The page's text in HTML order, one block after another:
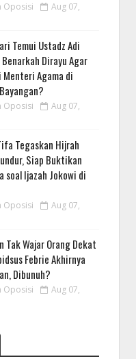
Oposisi
Aug 07,
Temui Ustadz Adi
Dirayu Agar
Menteri Agama di
Oposisi
Aug 07,
Tegaskan Hijrah
Siap Buktikan
soal Ijazah Jokowi di
Oposisi
Aug 07,
Tak Wajar Orang Dekat
Febrie Akhirnya
Dibunuh?
Oposisi
Aug 07,